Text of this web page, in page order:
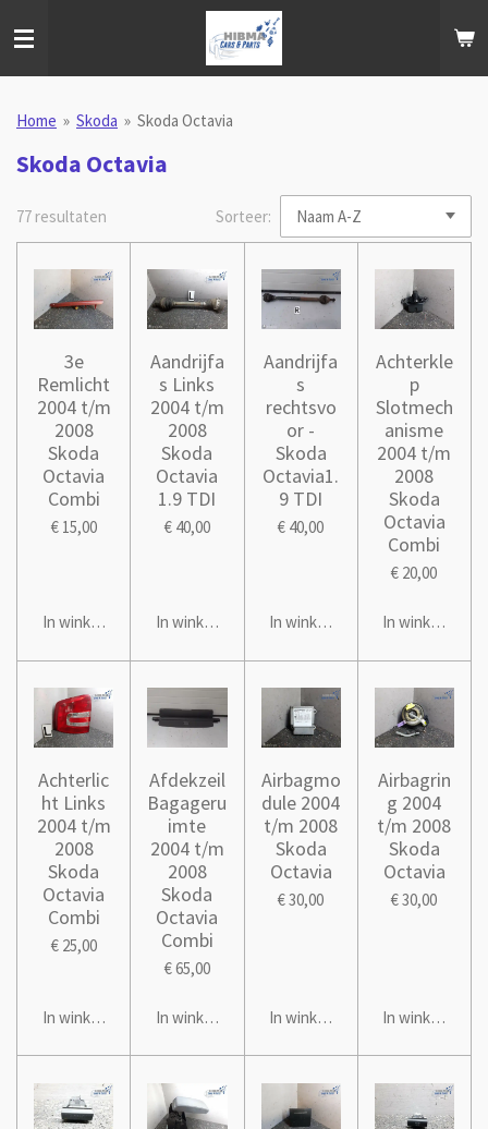
direct
hoofdinhoud
Home » Skoda » Skoda Octavia
Skoda Octavia
77 resultaten Sorteer:
3e
Remlicht
2004 t/m
2008
Skoda
Octavia
Combi
€ 15,00
In winkelwagen
Aandrijfa
s Links
2004 t/m
2008
Skoda
Octavia
1.9 TDI
€ 40,00
In winkelwagen
Aandrijfa
s
rechtsvo
or -
Skoda
Octavia1.
9 TDI
€ 40,00
In winkelwagen
Achterkle
p
Slotmech
anisme
2004 t/m
2008
Skoda
Octavia
Combi
€ 20,00
In winkelwagen
Achterlic
ht Links
2004 t/m
2008
Skoda
Octavia
Combi
€ 25,00
In winkelwagen
Afdekzeil
Bagageru
imte
2004 t/m
2008
Skoda
Octavia
Combi
€ 65,00
In winkelwagen
Airbagmo
dule 2004
t/m 2008
Skoda
Octavia
€ 30,00
In winkelwagen
Airbagrin
g 2004
t/m 2008
Skoda
Octavia
€ 30,00
In winkelwagen